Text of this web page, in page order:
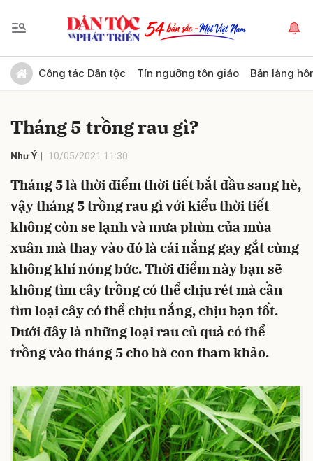
Công tác Dân tộc Tín ngưỡng tôn giáo Bản làng
Tháng 5 trồng rau gì?
Như Ý 10/05/2021 11:30
Tháng 5 là thời điểm thời tiết bắt đầu sang hè,
vậy tháng 5 trồng rau gì với kiểu thời tiết
không còn se lạnh và mưa phùn của mùa
xuân mà thay vào đó là cái nắng gay gắt cùng
không khí nóng bức. Thời điểm này bạn sẽ
không tìm cây trồng có thể chịu rét mà cần
tìm loại cây có thể chịu nắng, chịu hạn tốt.
Dưới đây là những loại rau củ quả có thể
trồng vào tháng 5 cho bà con tham khảo.
Gửi bình luận
Hủy